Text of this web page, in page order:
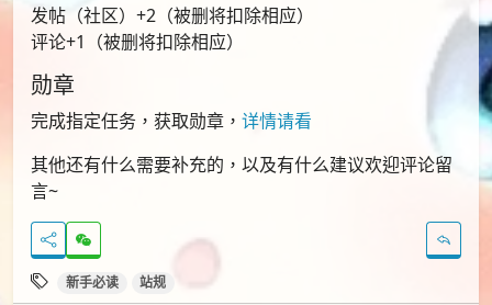
发帖（社区）+2（被删将扣除相应）
评论+1（被删将扣除相应）
勋章
完成指定任务，获取勋章， 详情请看
其他还有什么需要补充的，以及有什么建议欢迎评论留
言~
新手必读 站规